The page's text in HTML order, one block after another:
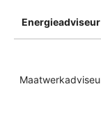
Energieadviseur